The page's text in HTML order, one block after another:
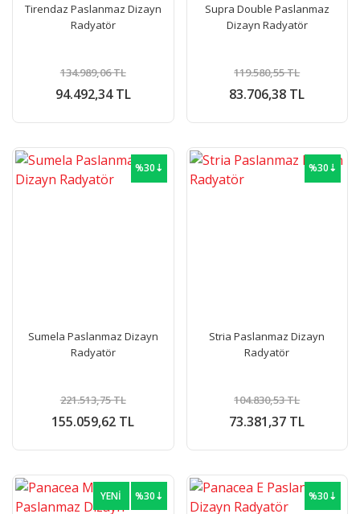
Tirendaz Paslanmaz Dizayn
Radyatör
94.492,34 TL
134.989,06 TL
Supra Double Paslanmaz
Dizayn Radyatör
83.706,38 TL
119.580,55 TL
%30⇣
Sumela Paslanmaz Dizayn
Radyatör
155.059,62 TL
221.513,75 TL
%30⇣
Stria Paslanmaz Dizayn
Radyatör
73.381,37 TL
104.830,53 TL
%30⇣
YENİ %30⇣